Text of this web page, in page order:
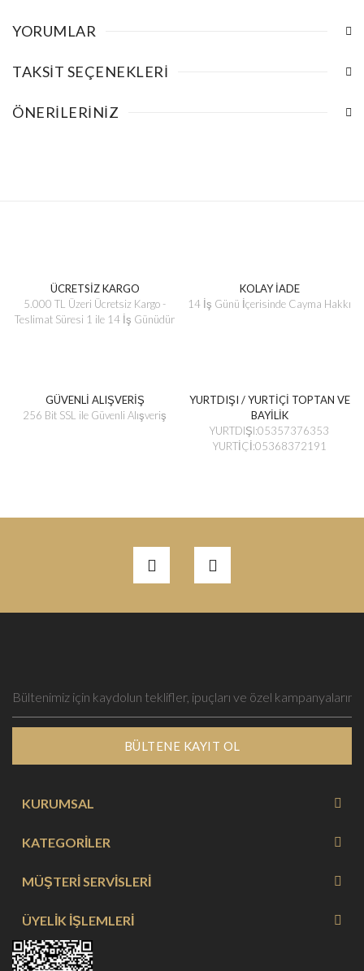
YORUMLAR
TAKSIT SEÇENEKLERI
ÖNERILERINIZ
ÜCRETSİZ KARGO
5.000 TL Üzeri Ücretsiz Kargo -
Teslimat Süresi 1 ile 14 İş Günüdür
KOLAY İADE
14 İş Günü İçerisinde Cayma Hakkı
GÜVENLİ ALIŞVERİŞ
256 Bit SSL ile Güvenli Alışveriş
YURTDIŞI / YURTİÇİ TOPTAN VE
BAYİLİK
YURTDIŞI:05357376353
YURTİÇİ:05368372191
BÜLTENE KAYIT OL
KURUMSAL
KATEGORİLER
MÜŞTERİ SERVİSLERİ
ÜYELİK İŞLEMLERİ